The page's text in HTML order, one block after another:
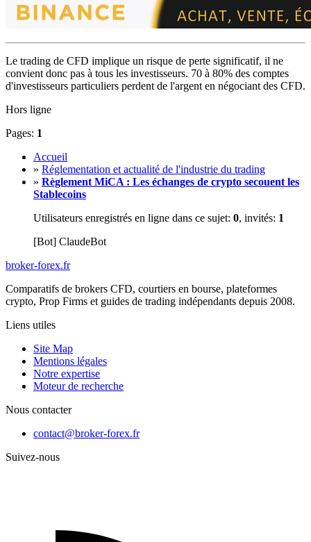
Le trading de CFD implique un risque de perte significatif, il ne
convient donc pas à tous les investisseurs. 70 à 80% des comptes
d'investisseurs particuliers perdent de l'argent en négociant des CFD.
Hors ligne
Pages: 1
Accueil
» Réglementation et actualité de l'industrie du trading
» Règlement MiCA : Les échanges de crypto secouent les
Stablecoins
Utilisateurs enregistrés en ligne dans ce sujet: 0, invités: 1
[Bot] ClaudeBot
broker-forex.fr
Comparatifs de brokers CFD, courtiers en bourse, plateformes
crypto, Prop Firms et guides de trading indépendants depuis 2008.
Liens utiles
Site Map
Mentions légales
Notre expertise
Moteur de recherche
Nous contacter
contact@broker-forex.fr
Suivez-nous